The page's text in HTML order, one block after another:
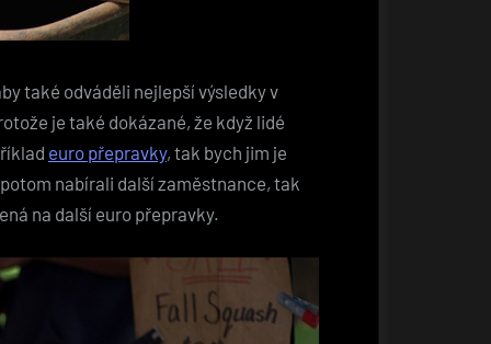
také odváděli nejlepší výsledky v
je také dokázané, že když lidé
euro přepravky, tak bych jim je
nabírali další zaměstnance, tak
na další euro přepravky.